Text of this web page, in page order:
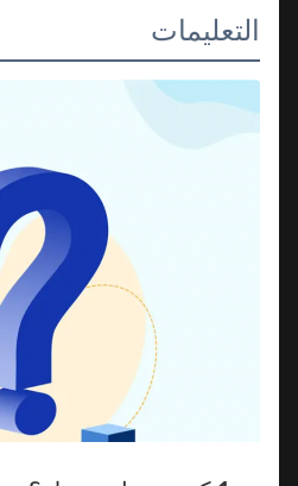
التعليمات